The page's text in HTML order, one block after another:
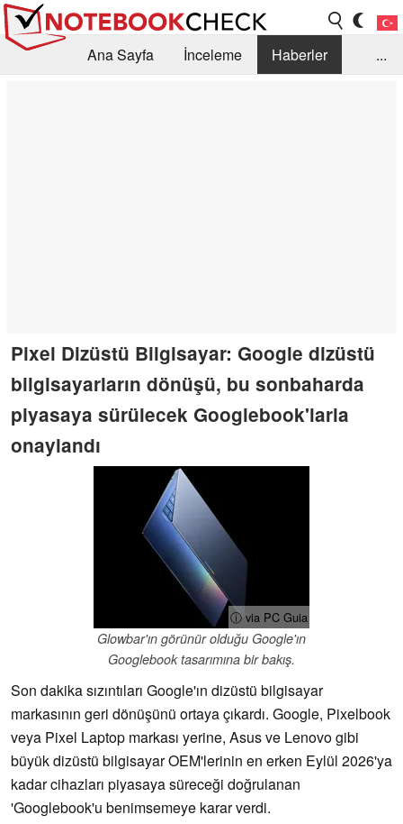
Ana Sayfa İnceleme
Haberler
...
Pixel Dizüstü Bilgisayar: Google dizüstü
bilgisayarların dönüşü, bu sonbaharda
piyasaya sürülecek Googlebook'larla
onaylandı
ⓘ via PC Guia
Glowbar'ın görünür olduğu Google'ın
Googlebook tasarımına bir bakış.
Son dakika sızıntıları Google'ın dizüstü bilgisayar
markasının geri dönüşünü ortaya çıkardı. Google, Pixelbook
veya Pixel Laptop markası yerine, Asus ve Lenovo gibi
büyük dizüstü bilgisayar OEM'lerinin en erken Eylül 2026'ya
kadar cihazları piyasaya süreceği doğrulanan
'Googlebook'u benimsemeye karar verdi.